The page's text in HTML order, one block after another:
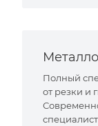
Полный
от резки и